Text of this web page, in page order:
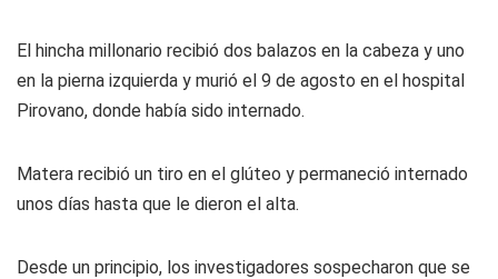
El hincha millonario recibió dos balazos en la cabeza y uno
en la pierna izquierda y murió el 9 de agosto en el hospital
Pirovano, donde había sido internado.
Matera recibió un tiro en el glúteo y permaneció internado
unos días hasta que le dieron el alta.
Desde un principio, los investigadores sospecharon que se